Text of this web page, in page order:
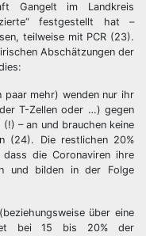
Gangelt im Landkreis
festgestellt hat –
teilweise mit PCR (23).
Abschätzungen der
paar mehr) wenden nur ihr
T-Zellen oder …) gegen
– an und brauchen keine
(24). Die restlichen 20%
die Coronaviren ihre
und bilden in der Folge
über eine
bei 15 bis 20% der